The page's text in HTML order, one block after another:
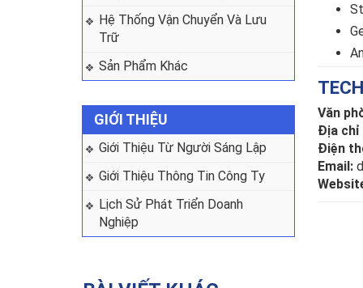
Hệ Thống Vận Chuyển Và Lưu
Trữ
Sản Phẩm Khác
GIỚI THIỆU
Giới Thiệu Từ Người Sáng Lập
Giới Thiệu Thông Tin Công Ty
Lịch Sử Phát Triển Doanh
Nghiệp
Văn
Địa chỉ
Điện
Email: